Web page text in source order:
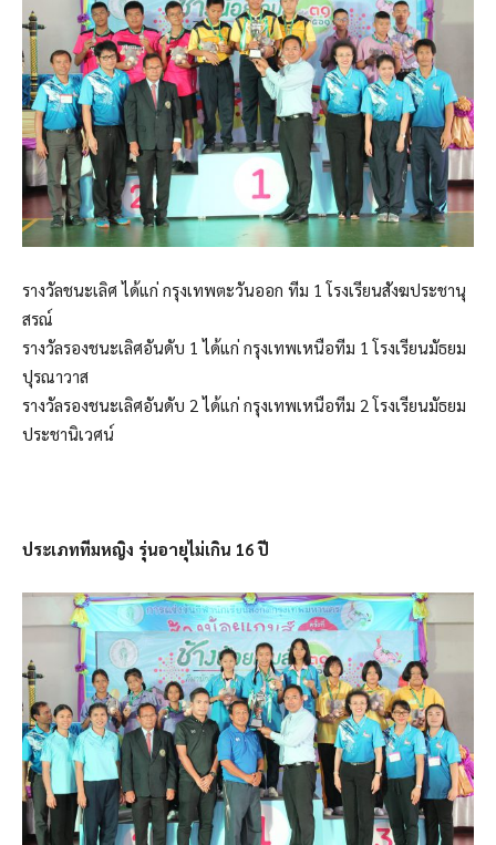
รางวัลชนะเลิศ ได้แก่ กรุงเทพตะวันออก ทีม 1 โรงเรียนสังฆประชานุ
สรณ์
รางวัลรองชนะเลิศอันดับ 1 ได้แก่ กรุงเทพเหนือทีม 1 โรงเรียนมัธยม
ปุรณาวาส
รางวัลรองชนะเลิศอันดับ 2 ได้แก่ กรุงเทพเหนือทีม 2 โรงเรียนมัธยม
ประชานิเวศน์
ประเภททีมหญิง รุ่นอายุไม่เกิน 16 ปี